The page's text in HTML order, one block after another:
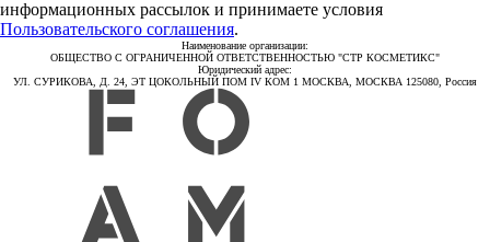
информационных рассылок и принимаете условия
Пользовательского соглашения.
Наименование организации:
ОБЩЕСТВО С ОГРАНИЧЕННОЙ ОТВЕТСТВЕННОСТЬЮ "СТР КОСМЕТИКС"
Юридический адрес:
УЛ. СУРИКОВА, Д. 24, ЭТ ЦОКОЛЬНЫЙ ПОМ IV КОМ 1 МОСКВА, МОСКВА 125080, Россия